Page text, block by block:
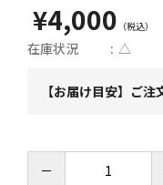
¥4,000
在庫状況 △
【お届け目安】ご
－